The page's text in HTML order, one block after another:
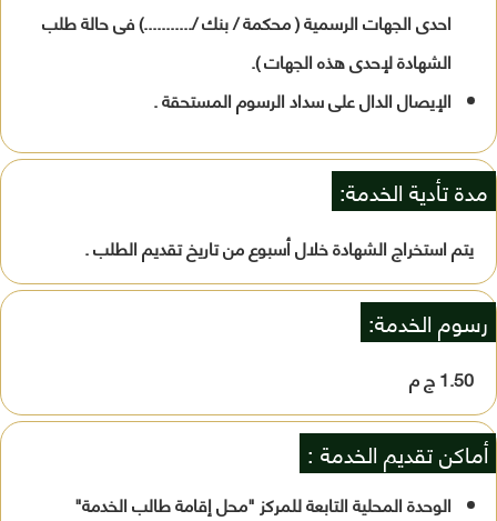
احدى الجهات الرسمية ( محكمة / بنك /...........) فى حالة طلب
الشهادة لإحدى هذه الجهات ).
الإيصال الدال على سداد الرسوم المستحقة .
مدة تأدية الخدمة:
يتم استخراج الشهادة خلال أسبوع من تاريخ تقديم الطلب .
رسوم الخدمة:
1.50 ج م
أماكن تقديم الخدمة :
الوحدة المحلية التابعة للمركز "محل إقامة طالب الخدمة"